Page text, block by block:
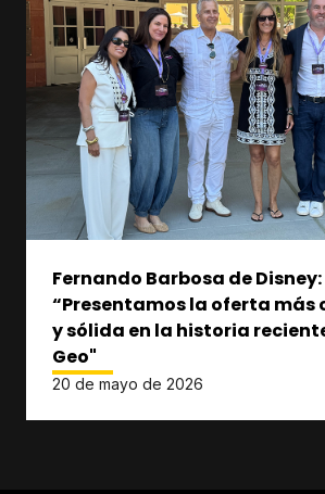
Fernando Barbosa de Disney:
“Presentamos la oferta
y sólida en la historia
Geo"
20 de mayo de 2026